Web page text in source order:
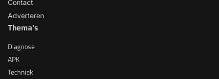
Contact
Adverteren
Thema's
Diagnose
APK
Techniek